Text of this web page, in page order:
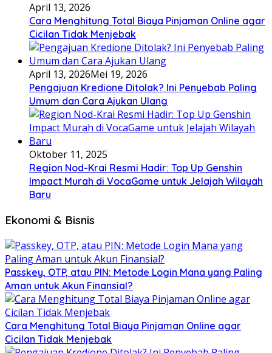
April 13, 2026
Cara Menghitung Total Biaya Pinjaman Online agar
Cicilan Tidak Menjebak
April 13, 2026Mei 19, 2026
Pengajuan Kredione Ditolak? Ini Penyebab Paling
Umum dan Cara Ajukan Ulang
Oktober 11, 2025
Region Nod-Krai Resmi Hadir: Top Up Genshin
Impact Murah di VocaGame untuk Jelajah Wilayah
Baru
Ekonomi & Bisnis
Passkey, OTP, atau PIN: Metode Login Mana yang Paling
Aman untuk Akun Finansial?
Cara Menghitung Total Biaya Pinjaman Online agar
Cicilan Tidak Menjebak